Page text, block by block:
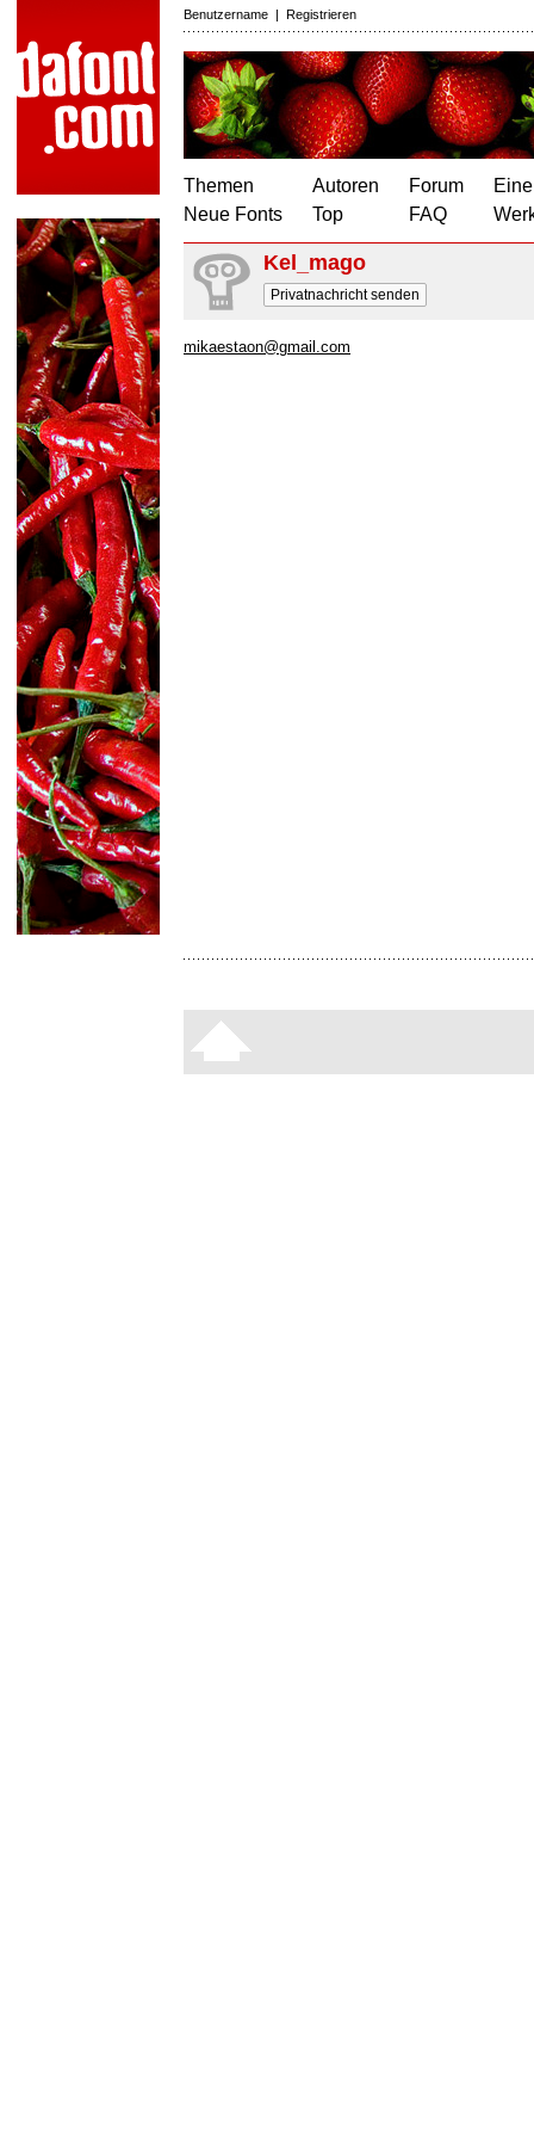
Benutzername | Registrieren
Themen
Neue Fonts
Autoren
Top
Forum
FAQ
Kel_mago
Privatnachricht senden
mikaestaon@gmail.com